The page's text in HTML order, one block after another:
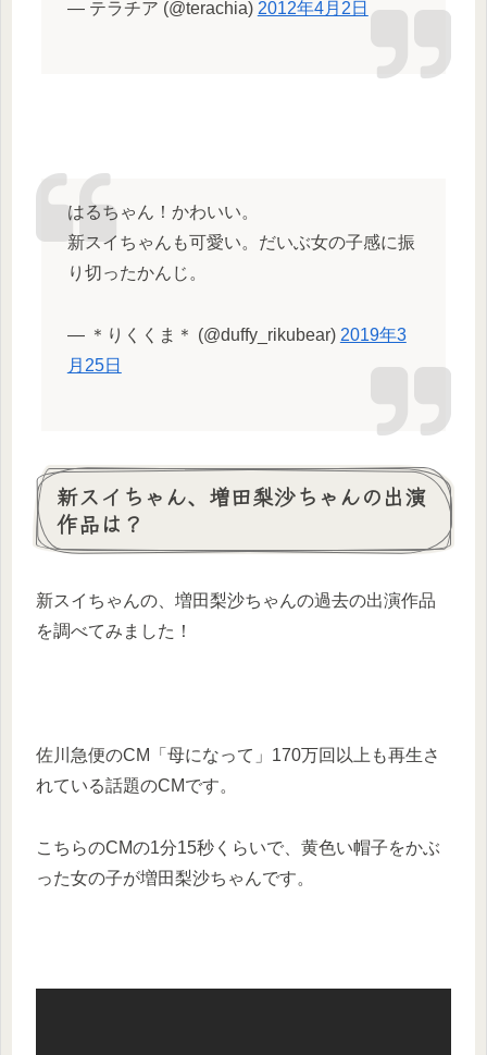
— テラチア (@terachia) 2012年4月2日
はるちゃん！かわいい。
新スイちゃんも可愛い。だいぶ女の子感に振
り切ったかんじ。
— ＊りくくま＊ (@duffy_rikubear) 2019年3
月25日
新スイちゃん、増田梨沙ちゃんの出演
作品は？
新スイちゃんの、増田梨沙ちゃんの過去の出演作品
を調べてみました！
佐川急便のCM「母になって」170万回以上も再生さ
れている話題のCMです。
こちらのCMの1分15秒くらいで、黄色い帽子をかぶ
った女の子が増田梨沙ちゃんです。